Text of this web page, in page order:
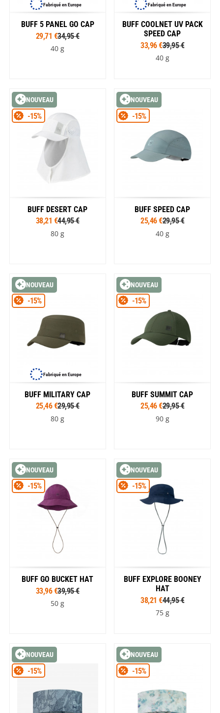
Fabriqué en Europe
BUFF 5 PANEL GO CAP
29,71 €34,95 €
40 g
Fabriqué en Europe
BUFF COOLNET UV PACK
SPEED CAP
33,96 €39,95 €
40 g
NOUVEAU
BUFF DESERT CAP
38,21 €44,95 €
-15%
80 g
NOUVEAU
BUFF SPEED CAP
25,46 €29,95 €
-15%
40 g
NOUVEAU
Fabriqué en Europe
BUFF MILITARY CAP
25,46 €29,95 €
-15%
80 g
NOUVEAU
BUFF SUMMIT CAP
25,46 €29,95 €
-15%
90 g
NOUVEAU
BUFF GO BUCKET HAT
33,96 €39,95 €
-15%
50 g
NOUVEAU
BUFF EXPLORE BOONEY
HAT
38,21 €44,95 €
-15%
75 g
NOUVEAU
-15%
NOUVEAU
-15%